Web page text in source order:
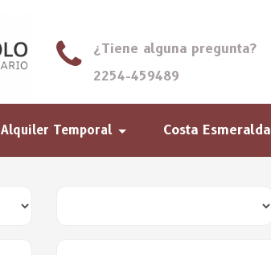
¿Tiene alguna pregunta?
2254-459489
Alquiler Temporal Costa Esmeralda